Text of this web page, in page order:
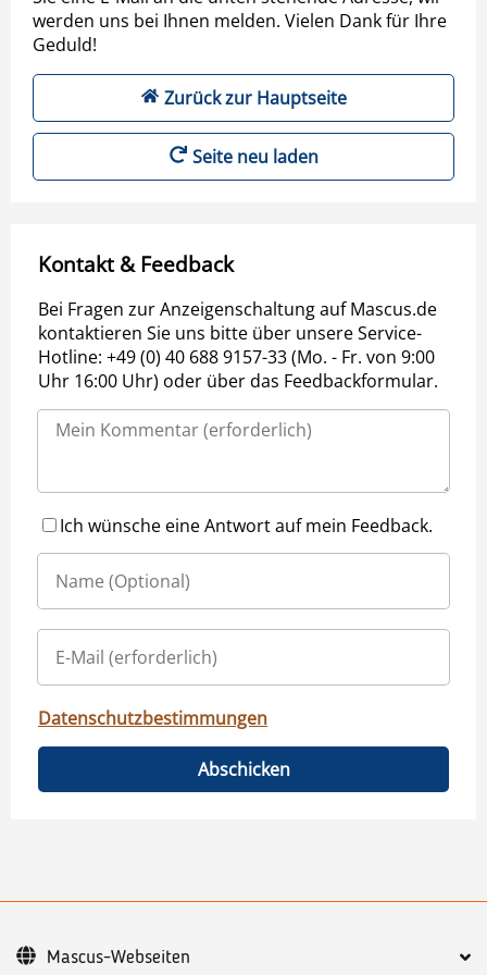
werden uns bei Ihnen melden. Vielen Dank für Ihre
Geduld!
Zurück zur Hauptseite
Seite neu laden
Kontakt & Feedback
Bei Fragen zur Anzeigenschaltung auf Mascus.de
kontaktieren Sie uns bitte über unsere Service-
Hotline: +49 (0) 40 688 9157-33 (Mo. - Fr. von 9:00
Uhr 16:00 Uhr) oder über das Feedbackformular.
Ich wünsche eine Antwort auf mein Feedback.
Datenschutzbestimmungen
Abschicken
Mascus-Webseiten